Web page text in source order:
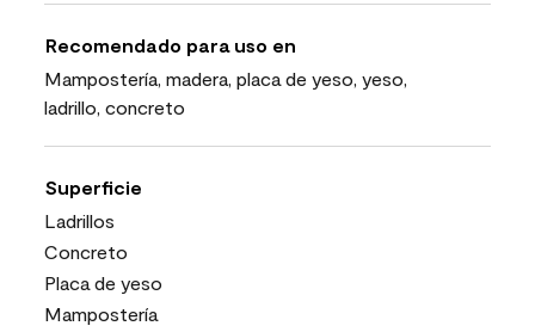
Recomendado para uso en
Mampostería, madera, placa de yeso, yeso,
ladrillo, concreto
Superficie
Ladrillos
Concreto
Placa de yeso
Mampostería